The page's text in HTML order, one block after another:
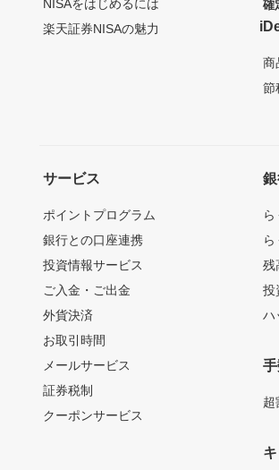
NISAをはじめるには
楽天証券NISAの魅力
確
商
節
サービス
ポイントプログラム
銀行との口座連携
投資情報サービス
ご入金・ご出金
外貨決済
お取引時間
メールサービス
証券税制
クーポンサービス
残
投
ハ
超